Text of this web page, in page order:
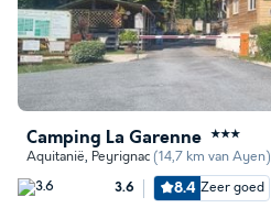
Camping La Garenne ★★★
Aquitanië, Peyrignac (14,7 km van Ayen)
3.6 8.4 Zeer goed